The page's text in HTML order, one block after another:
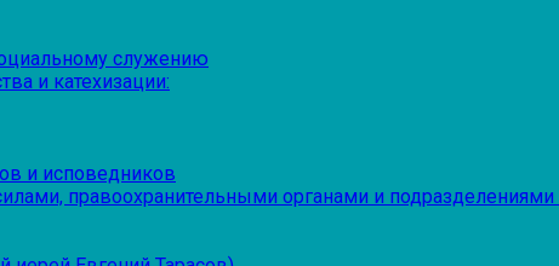
служению
и катехизации:
и исповедников
правоохранительными органами и